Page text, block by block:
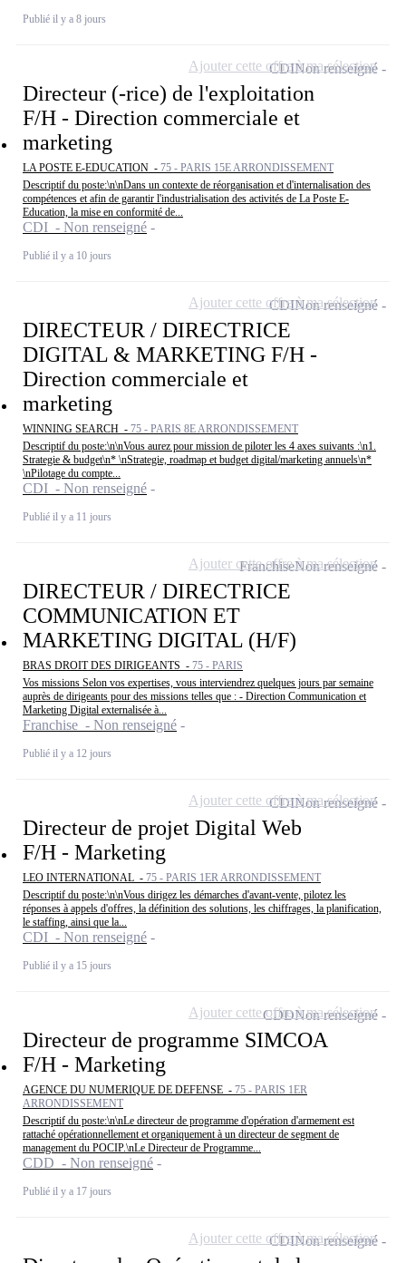
Publié il y a 8 jours
Directeur (-rice) de l'exploitation
F/H - Direction commerciale et
marketing
LA POSTE E-EDUCATION - 75 - PARIS 15E ARRONDISSEMENT
Descriptif du poste:\n\nDans un contexte de réorganisation et d'internalisation des
compétences et afin de garantir l'industrialisation des activités de La Poste E-
Education, la mise en conformité de...
CDI - Non renseigné
Publié il y a 10 jours
CDINon renseigné
Ajouter cette offre à ma sélection
DIRECTEUR / DIRECTRICE
DIGITAL & MARKETING F/H -
Direction commerciale et
marketing
WINNING SEARCH - 75 - PARIS 8E ARRONDISSEMENT
Descriptif du poste:\n\nVous aurez pour mission de piloter les 4 axes suivants :\n1.
Strategie & budget\n* \nStrategie, roadmap et budget digital/marketing annuels\n*
\nPilotage du compte...
CDI - Non renseigné
Publié il y a 11 jours
CDINon renseigné
Ajouter cette offre à ma sélection
DIRECTEUR / DIRECTRICE
COMMUNICATION ET
MARKETING DIGITAL (H/F)
BRAS DROIT DES DIRIGEANTS - 75 - PARIS
Vos missions Selon vos expertises, vous interviendrez quelques jours par semaine
auprès de dirigeants pour des missions telles que : - Direction Communication et
Marketing Digital externalisée à...
Franchise - Non renseigné
Publié il y a 12 jours
FranchiseNon renseigné
Ajouter cette offre à ma sélection
Directeur de projet Digital Web
F/H - Marketing
LEO INTERNATIONAL - 75 - PARIS 1ER ARRONDISSEMENT
Descriptif du poste:\n\nVous dirigez les démarches d'avant-vente, pilotez les
réponses à appels d'offres, la définition des solutions, les chiffrages, la planification,
le staffing, ainsi que la...
CDI - Non renseigné
Publié il y a 15 jours
CDINon renseigné
Ajouter cette offre à ma sélection
Directeur de programme SIMCOA
F/H - Marketing
AGENCE DU NUMERIQUE DE DEFENSE - 75 - PARIS 1ER
ARRONDISSEMENT
Descriptif du poste:\n\nLe directeur de programme d'opération d'armement est
rattaché opérationnellement et organiquement à un directeur de segment de
management du POCIP.\nLe Directeur de Programme...
CDD - Non renseigné
Publié il y a 17 jours
CDDNon renseigné
Ajouter cette offre à ma sélection
CDINon renseigné
Ajouter cette offre à ma sélection